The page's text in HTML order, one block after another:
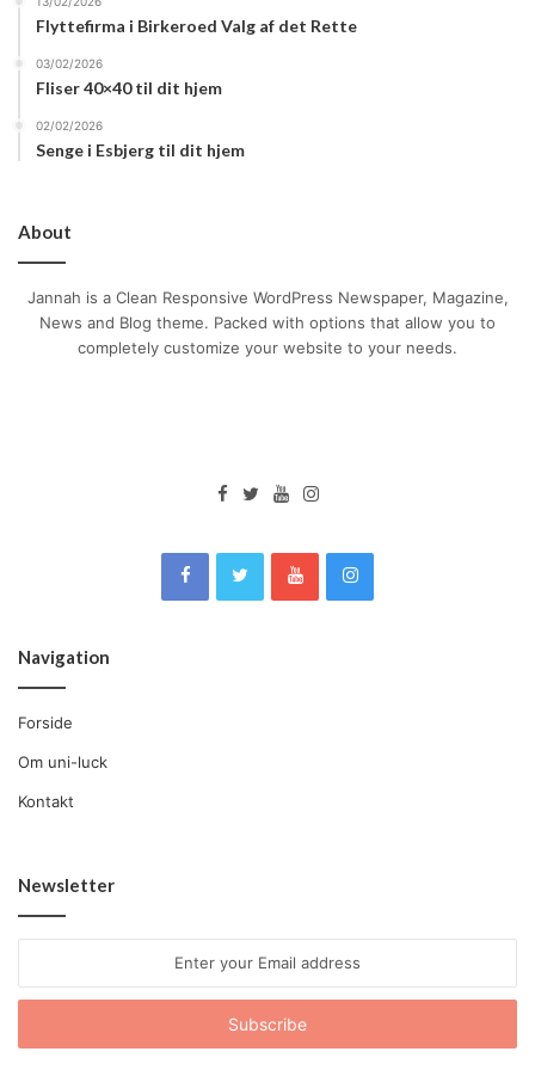
din tid på vandet.
Flyttefirma i Birkeroed Valg af det Rette
03/02/2026
Fliser 40×40 til dit hjem
02/02/2026
Senge i Esbjerg til dit hjem
About
Jannah is a Clean Responsive WordPress Newspaper, Magazine,
News and Blog theme. Packed with options that allow you to
completely customize your website to your needs.
Navigation
Forside
Om uni-luck
Kontakt
Newsletter
Email